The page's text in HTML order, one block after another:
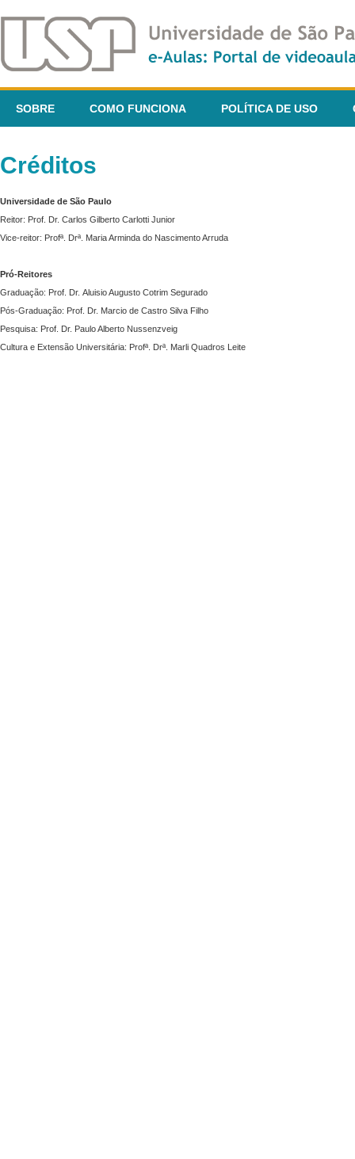
SOBRE COMO FUNCIONA POLÍTICA DE USO
Créditos
Universidade de São Paulo
Reitor: Prof. Dr. Carlos Gilberto Carlotti Junior
Vice-reitor: Profª. Drª. Maria Arminda do Nascimento Arruda
Pró-Reitores
Graduação: Prof. Dr. Aluisio Augusto Cotrim Segurado
Pós-Graduação: Prof. Dr. Marcio de Castro Silva Filho
Pesquisa: Prof. Dr. Paulo Alberto Nussenzveig
Cultura e Extensão Universitária: Profª. Drª. Marli Quadros Leite